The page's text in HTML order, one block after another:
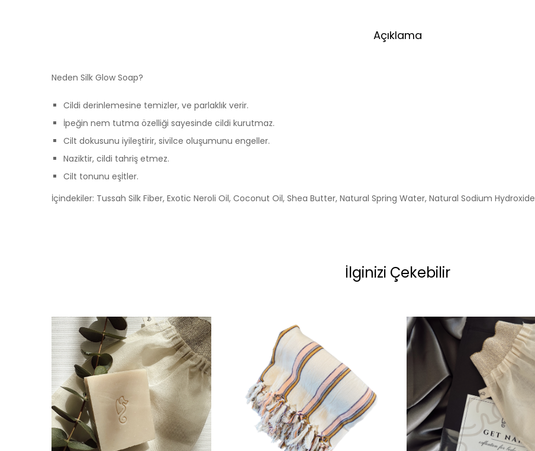
Açıklama
Neden Silk Glow Soap?
Cildi derinlemesine temizler, ve parlaklık verir.
İpeğin nem tutma özelliği sayesinde cildi kurutmaz.
Cilt dokusunu iyileştirir, sivilce oluşumunu engeller.
Naziktir, cildi tahriş etmez.
Cilt tonunu eşİtler.
İçindekiler: Tussah Silk Fiber, Exotic Neroli Oil, Coconut Oil, Shea Butter, Natural Spring Water, Natural Sodium Hydroxide
İlginizi Çekebilir